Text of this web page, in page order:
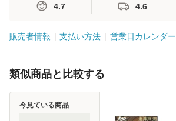
4.7 4.6
販売者情報 支払い方法 営業日カレンダー
類似商品と比較する
今見ている商品